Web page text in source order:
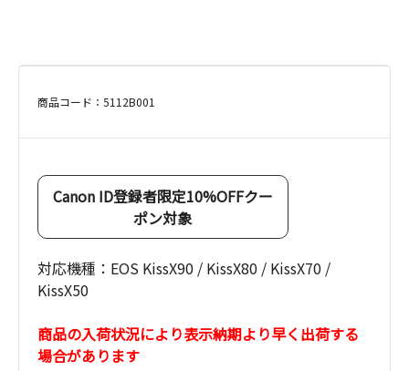
商品コード：5112B001
Canon ID登録者限定10%OFFクー
ポン対象
対応機種：EOS KissX90 / KissX80 / KissX70 /
KissX50
商品の入荷状況により表示納期より早く出荷する
場合があります